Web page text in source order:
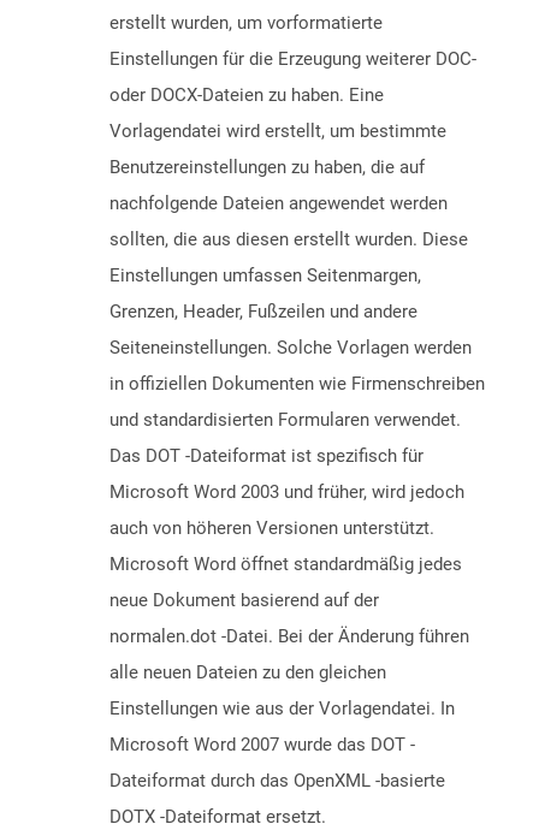
erstellt wurden, um vorformatierte
Einstellungen für die Erzeugung weiterer DOC-
oder DOCX-Dateien zu haben. Eine
Vorlagendatei wird erstellt, um bestimmte
Benutzereinstellungen zu haben, die auf
nachfolgende Dateien angewendet werden
sollten, die aus diesen erstellt wurden. Diese
Einstellungen umfassen Seitenmargen,
Grenzen, Header, Fußzeilen und andere
Seiteneinstellungen. Solche Vorlagen werden
in offiziellen Dokumenten wie Firmenschreiben
und standardisierten Formularen verwendet.
Das DOT -Dateiformat ist spezifisch für
Microsoft Word 2003 und früher, wird jedoch
auch von höheren Versionen unterstützt.
Microsoft Word öffnet standardmäßig jedes
neue Dokument basierend auf der
normalen.dot -Datei. Bei der Änderung führen
alle neuen Dateien zu den gleichen
Einstellungen wie aus der Vorlagendatei. In
Microsoft Word 2007 wurde das DOT -
Dateiformat durch das OpenXML -basierte
DOTX -Dateiformat ersetzt.